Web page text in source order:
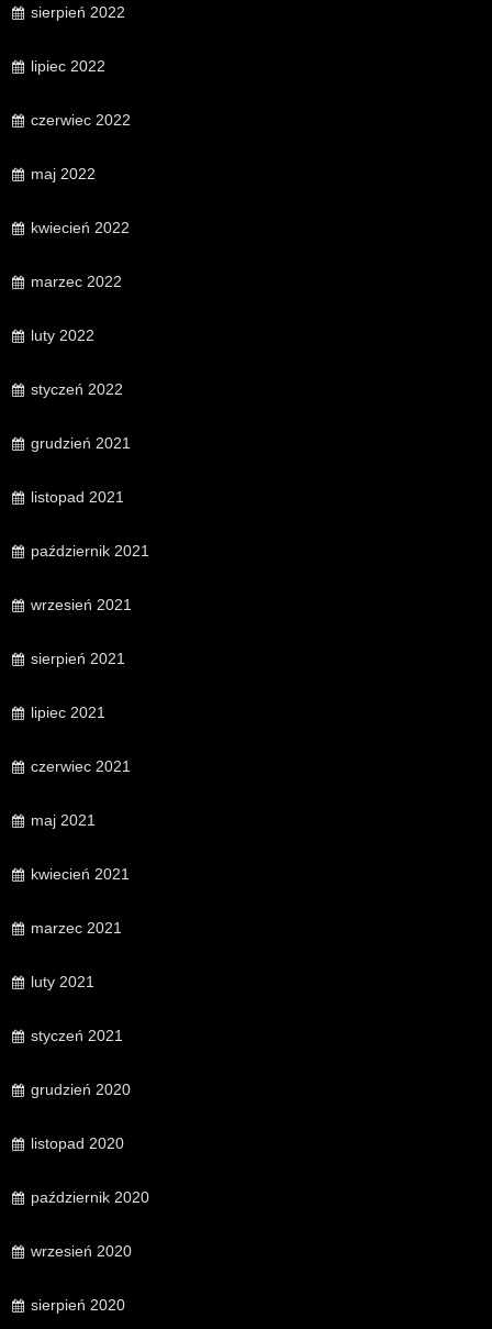
sierpień 2022
lipiec 2022
czerwiec 2022
maj 2022
kwiecień 2022
marzec 2022
luty 2022
styczeń 2022
grudzień 2021
listopad 2021
październik 2021
wrzesień 2021
sierpień 2021
lipiec 2021
czerwiec 2021
maj 2021
kwiecień 2021
marzec 2021
luty 2021
styczeń 2021
grudzień 2020
listopad 2020
październik 2020
wrzesień 2020
sierpień 2020